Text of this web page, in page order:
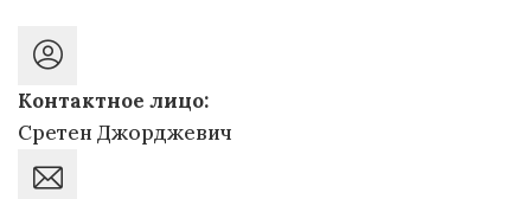
Контактное лицо:
Сретен Джорджевич